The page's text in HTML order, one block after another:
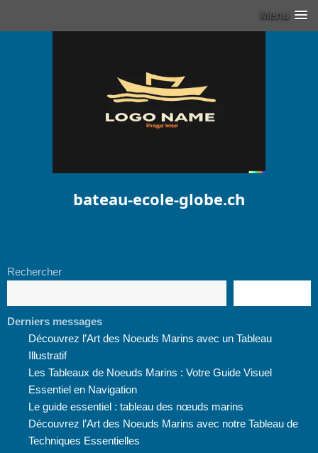
Menu
bateau-ecole-globe.ch
Rechercher
Derniers messages
Découvrez l’Art des Noeuds Marins avec un Tableau
Illustratif
Les Tableaux de Noeuds Marins : Votre Guide Visuel
Essentiel en Navigation
Le guide essentiel : tableau des nœuds marins
Découvrez l’Art des Noeuds Marins avec notre Tableau de
Techniques Essentielles